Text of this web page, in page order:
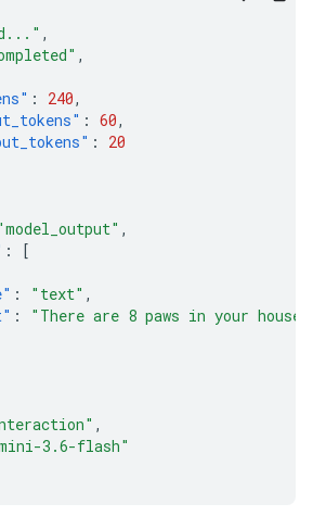
,
,
: 240,
: 60,
:
20
,
:
[
: "text" ,
:
"There are 8 paws in your
,
3.6-flash"